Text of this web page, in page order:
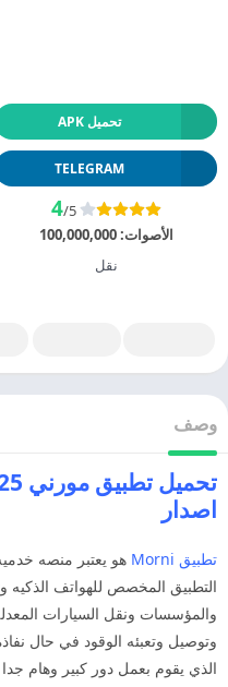
تحميل APK
TELEGRAM
4/5
الأصوات:100,000,000
نقل
وصف
اصدار
تطبيق Morni
هو يعتبر منصه
التطبيق المخصص للهواتف الذكيه
والمؤسسات ونقل السيارات
وتوصيل وتعبئه الوقود في حال
الذي يقوم بعمل دور كبير وهام